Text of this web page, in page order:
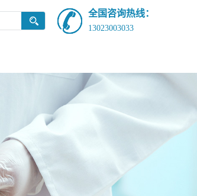
全国咨询热线：
13023003033